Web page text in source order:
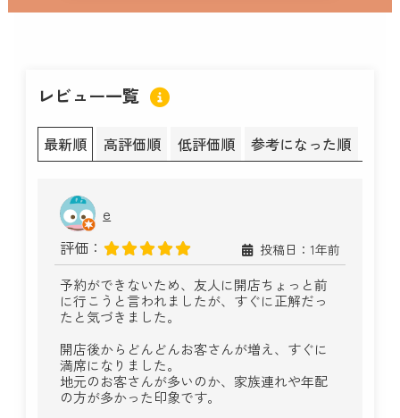
レビュー一覧
最新順 高評価順 低評価順 参考になった順
e
評価：
投稿日：1年前
予約ができないため、友人に開店ちょっと前
に行こうと言われましたが、すぐに正解だっ
たと気づきました。
開店後からどんどんお客さんが増え、すぐに
満席になりました。
地元のお客さんが多いのか、家族連れや年配
の方が多かった印象です。